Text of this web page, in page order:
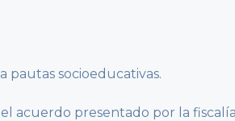
socioeducativas.
acuerdo presentado por la